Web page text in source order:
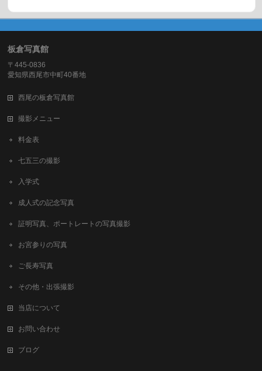
板倉写真館
〒445-0836
愛知県西尾市中町40番地
西尾の板倉写真館
撮影メニュー
料金表
七五三の撮影
入学式
成人式の記念写真
証明写真、ポートレートの写真撮影
お宮参りの写真
ご長寿写真
その他・出張撮影
当店について
お問い合わせ
ブログ